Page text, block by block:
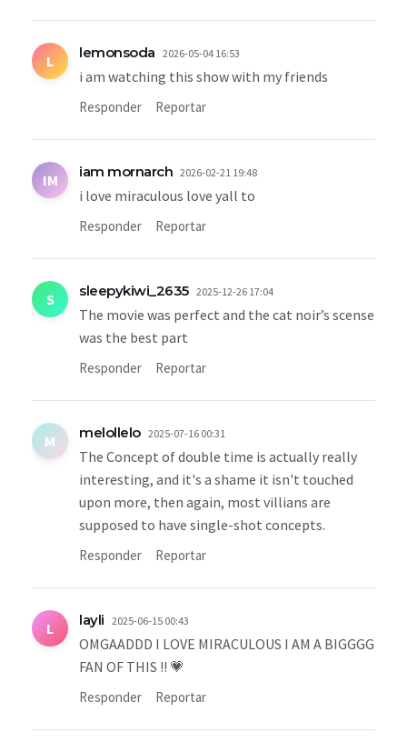
L lemonsoda 2026-05-04 16:53
i am watching this show with my friends
Responder Reportar
IM iam mornarch 2026-02-21 19:48
i love miraculous love yall to
Responder Reportar
S sleepykiwi_2635 2025-12-26 17:04
The movie was perfect and the cat noir’s scense
was the best part
Responder Reportar
M melollelo 2025-07-16 00:31
The Concept of double time is actually really
interesting, and it's a shame it isn't touched
upon more, then again, most villians are
supposed to have single-shot concepts.
Responder Reportar
L layli 2025-06-15 00:43
OMGAADDD I LOVE MIRACULOUS I AM A BIGGGG
FAN OF THIS !! 💗
Responder Reportar